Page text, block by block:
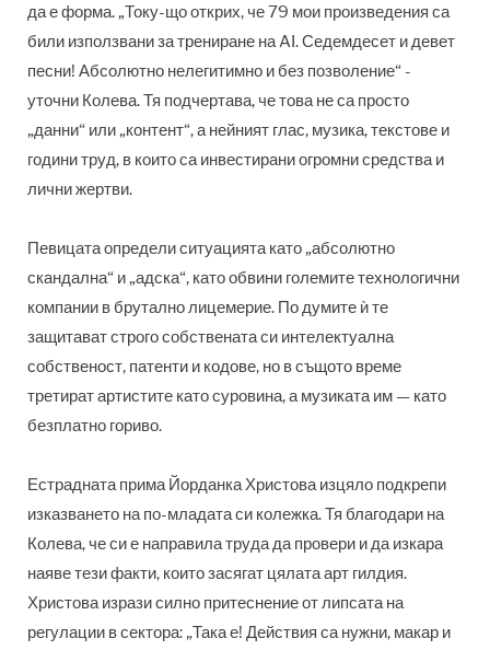
да е форма. „Току-що открих, че 79 мои произведения са
били използвани за трениране на AI. Седемдесет и девет
песни! Абсолютно нелегитимно и без позволение“ -
уточни Колева. Тя подчертава, че това не са просто
„данни“ или „контент“, а нейният глас, музика, текстове и
години труд, в които са инвестирани огромни средства и
лични жертви.
Певицата определи ситуацията като „абсолютно
скандална“ и „адска“, като обвини големите технологични
компании в брутално лицемерие. По думите ѝ те
защитават строго собствената си интелектуална
собственост, патенти и кодове, но в същото време
третират артистите като суровина, а музиката им — като
безплатно гориво.
Естрадната прима Йорданка Христова изцяло подкрепи
изказването на по-младата си колежка. Тя благодари на
Колева, че си е направила труда да провери и да изкара
наяве тези факти, които засягат цялата арт гилдия.
Христова изрази силно притеснение от липсата на
регулации в сектора: „Така е! Действия са нужни, макар и